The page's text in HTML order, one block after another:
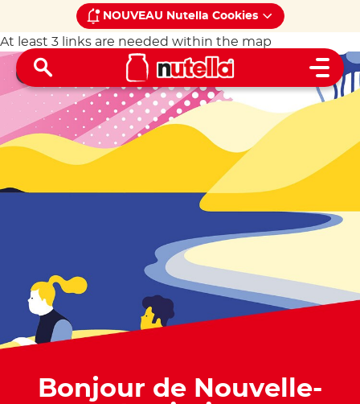
NOUVEAU Nutella Cookies
Open
Home Découvrez l'actualité Bonjour avec Nutella
At least 3 links are needed within the map
Bonjour de Nouvelle-